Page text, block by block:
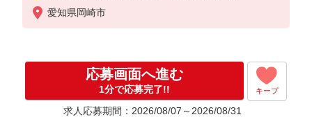
※残業代支給
★交通費別途支給（規定あり）
入社祝い金10万円支給(規定有)
お友達を紹介頂くと,
インセンティブ支給(規定有)
愛知県岡崎市
応募画面へ進む
1分で応募完了!! キープ
求人応募期間：2026/08/07～2026/08/31